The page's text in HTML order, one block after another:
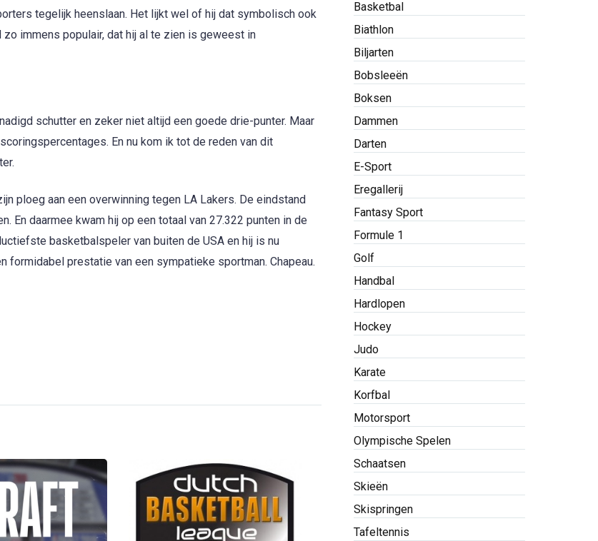
tegelijk heenslaan. Het lijkt wel of hij dat symbolisch ook
immens populair, dat hij al te zien is geweest in
schutter en zeker niet altijd een goede drie-punter. Maar
En nu kom ik tot de reden van dit
ploeg aan een overwinning tegen LA Lakers. De eindstand
daarmee kwam hij op een totaal van 27.322 punten in de
basketbalspeler van buiten de USA en hij is nu
formidabel prestatie van een sympatieke sportman. Chapeau.
Basketbal
Biathlon
Biljarten
Bobsleeën
Boksen
Dammen
Darten
E-Sport
Eregallerij
Fantasy Sport
Formule 1
Golf
Handbal
Hardlopen
Hockey
Judo
Karate
Korfbal
Motorsport
Olympische Spelen
Schaatsen
Skieën
Skispringen
Tafeltennis